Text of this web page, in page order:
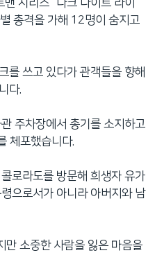
총격을 가해 12명이 숨지고
를 쓰고 있다가 관객들을 향해
다.
주차장에서 총기를 소지하고
체포했습니다.
로라도를 방문해 희생자 유가
으로서가 아니라 아버지와 남
만 소중한 사람을 잃은 마음을